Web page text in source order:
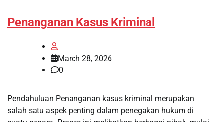
Penanganan Kasus Kriminal
March 28, 2026
0
Pendahuluan Penanganan kasus kriminal merupakan
salah satu aspek penting dalam penegakan hukum di